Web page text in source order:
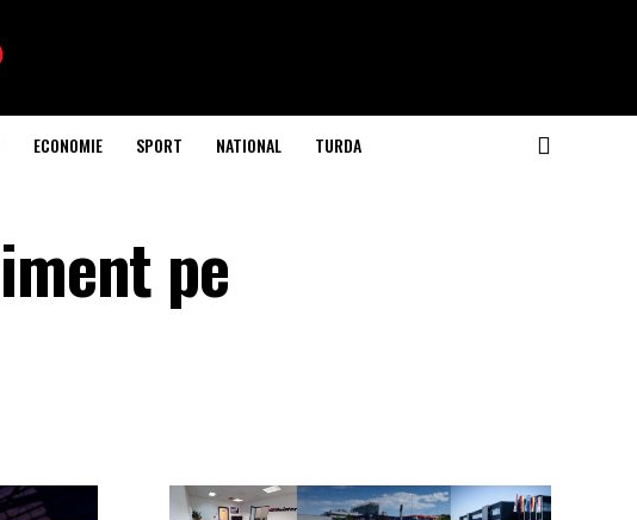
ECONOMIE SPORT NATIONAL TURDA
pe